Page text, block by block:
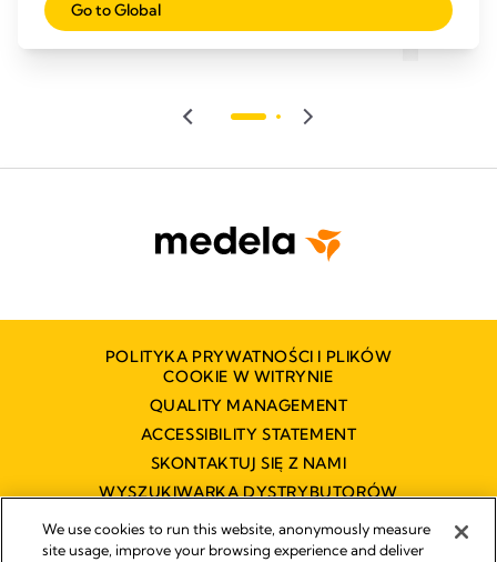
POLITYKA PRYWATNOŚCI I PLIKÓW
COOKIE W WITRYNIE
QUALITY MANAGEMENT
ACCESSIBILITY STATEMENT
SKONTAKTUJ SIĘ Z NAMI
WYSZUKIWARKA DYSTRYBUTORÓW
OŚWIADCZENIE O DOSTĘPNOŚCI
Go to Global
We use cookies to run this website, anonymously measure
site usage, improve your browsing experience and deliver